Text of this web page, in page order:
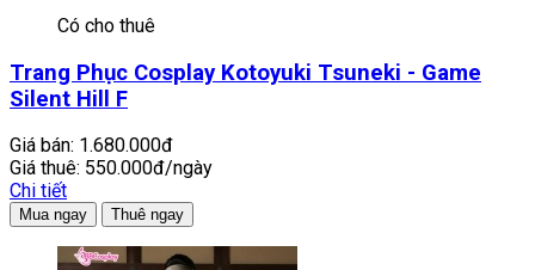
Có cho thuê
Trang Phục Cosplay Kotoyuki Tsuneki - Game
Silent Hill F
Giá bán: 1.680.000đ
Giá thuê: 550.000đ/ngày
Chi tiết
Mua ngay Thuê ngay